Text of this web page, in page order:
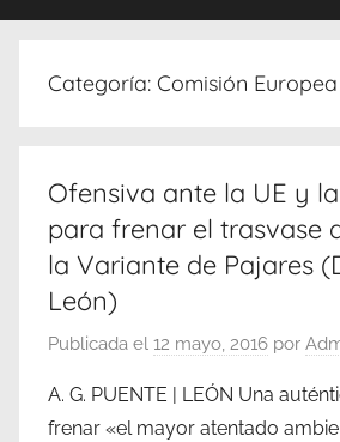
las
Locales
Categoría: Comisión Europea
Ofensiva ante la UE y
para frenar el trasvase
la Variante de Pajares
León)
Publicada el 12 mayo, 2016 por
A. G. PUENTE | LEÓN Una
frenar «el mayor atentado